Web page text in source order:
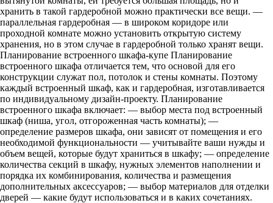
хранить в такой гардеробной можно практически все вещи. —
параллельная гардеробная — в широком коридоре или
проходной комнате можно установить открытую систему
хранения, но в этом случае в гардеробной только хранят вещи.
Планирование встроенного шкафа-купе Планирование
встроенного шкафа отличается тем, что основой для его
конструкции служат пол, потолок и стены комнаты. Поэтому
каждый встроенный шкаф, как и гардеробная, изготавливается
по индивидуальному дизайн-проекту. Планирование
встроенного шкафа включает: — выбор места под встроенный
шкаф (ниша, угол, отгороженная часть комнаты); —
определение размеров шкафа, они зависят от помещения и его
необходимой функциональности — учитывайте ваши нужды и
объем вещей, которые будут храниться в шкафу; — определение
количества секций в шкафу, нужных элементов наполнении и
порядка их комбинирования, количества и размещения
дополнительных аксессуаров; — выбор материалов для отделки
дверей — какие будут использоваться и в каких сочетаниях.